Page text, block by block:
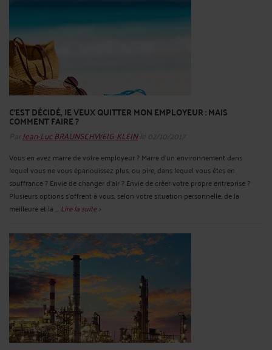
C’EST DÉCIDÉ, JE VEUX QUITTER MON EMPLOYEUR : MAIS
COMMENT FAIRE ?
Par Jean-Luc BRAUNSCHWEIG-KLEINle 02/10/2017
Vous en avez marre de votre employeur ? Marre d’un environnement dans
lequel vous ne vous épanouissez plus, ou pire, dans lequel vous êtes en
souffrance ? Envie de changer d’air ? Envie de créer votre propre entreprise ?
Plusieurs options s’offrent à vous, selon votre situation personnelle, de la
meilleure et la ... Lire la suite >